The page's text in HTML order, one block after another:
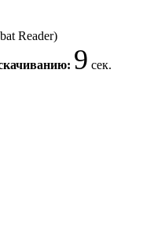
Reader)
9 сек.